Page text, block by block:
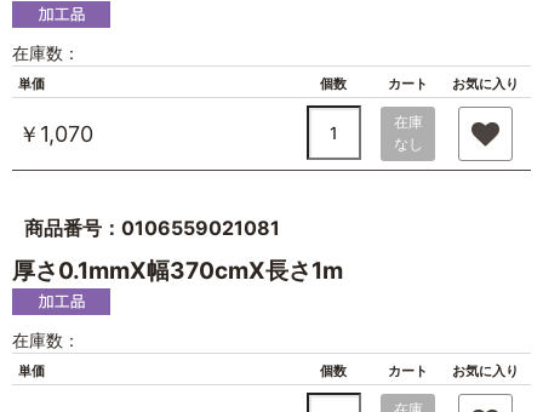
在庫数：
単価 個数 カート お気に入り
￥1,070
在庫
なし
商品番号：0106559021081
厚さ0.1mmX幅370cmX長さ1m
在庫数：
単価 個数 カート お気に入り